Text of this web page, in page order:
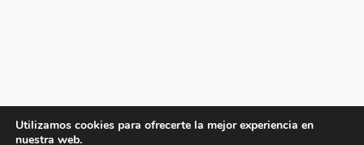
Utilizamos cookies para ofrecerte la mejor experiencia en
nuestra web.